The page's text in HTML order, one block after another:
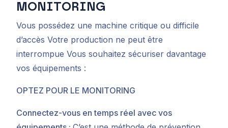
MONITORING
Vous possédez une machine critique ou difficile
d’accès Votre production ne peut être
interrompue Vous souhaitez sécuriser davantage
vos équipements :
OPTEZ POUR LE MONITORING
Connectez-vous en temps réel avec vos